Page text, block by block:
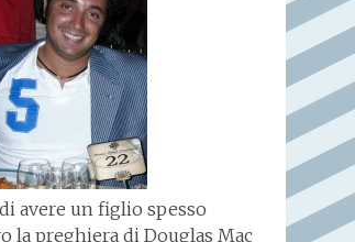
avere un figlio spesso
la preghiera di Douglas Mac